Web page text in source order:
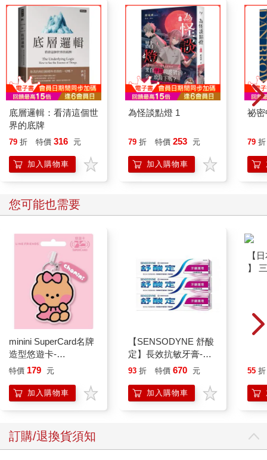
底層邏輯：看清這個世
界的底牌
79 折 特價 316 元
加入購物車
為怪談點燈 1
79 折 特價 253 元
加入購物車
祕
79 折
您可能也需要
minini SuperCard名牌
造型悠遊卡-
chonini【受託代銷】
特價 179 元
加入購物車
【SENSODYNE 舒酸
定】長效抗敏牙膏-牙
齦護理160gx3入
93 折 特價 670 元
加入購物車
款
耳
55 折
訂購/退換貨須知